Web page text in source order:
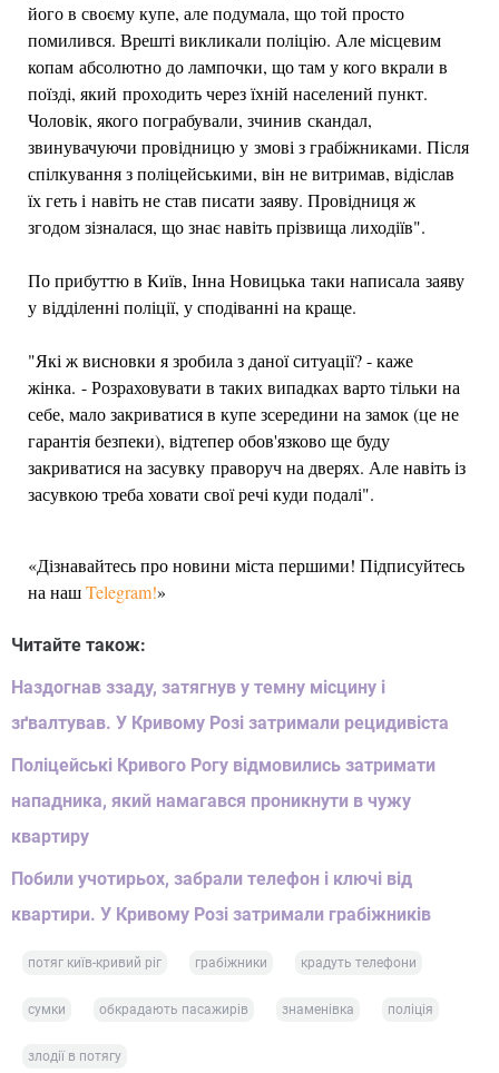
його в своєму купе, але подумала, що той просто
помилився. Врешті викликали поліцію. Але місцевим
копам абсолютно до лампочки, що там у кого вкрали в
поїзді, який проходить через їхній населений пункт.
Чоловік, якого пограбували, зчинив скандал,
звинувачуючи провідницю у змові з грабіжниками. Після
спілкування з поліцейськими, він не витримав, відіслав
їх геть і навіть не став писати заяву. Провідниця ж
згодом зізналася, що знає навіть прізвища лиходіїв".
По прибуттю в Київ, Інна Новицька таки написала заяву
у відділенні поліції, у сподіванні на краще.
"Які ж висновки я зробила з даної ситуації? - каже
жінка. - Розраховувати в таких випадках варто тільки на
себе, мало закриватися в купе зсередини на замок (це не
гарантія безпеки), відтепер обов'язково ще буду
закриватися на засувку праворуч на дверях. Але навіть із
засувкою треба ховати свої речі куди подалі".
«Дізнавайтесь про новини міста першими! Підписуйтесь
на нашTelegram!»
Читайте також:
Наздогнав ззаду, затягнув у темну місцину і
зґвалтував. У Кривому Розі затримали рецидивіста
Поліцейські Кривого Рогу відмовились затримати
нападника, який намагався проникнути в чужу
квартиру
Побили учотирьох, забрали телефон і ключі від
квартири. У Кривому Розі затримали грабіжників
потяг київ-кривий ріг грабіжники крадуть телефони
сумки обкрадають пасажирів знаменівка поліція
злодії в потягу